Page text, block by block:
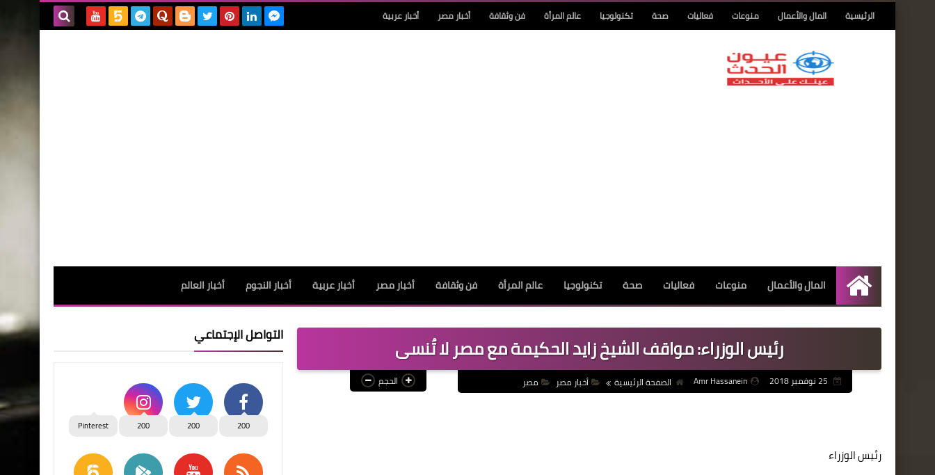
الرئيسية المال والأعمال منوعات فعاليات صحة تكنولوجيا عالم المرأة فن وثقافة أخبار مصر أخبار عربية
الرئيسية
المال والأعمال منوعات فعاليات صحة تكنولوجيا عالم المرأة فن وثقافة أخبار مصر أخبار عربية أخبار النجوم أخبار العالم
رئيس الوزراء: مواقف الشيخ زايد الحكيمة مع مصر لا تُنسى
Amr Hassanein الصفحة الرئيسية أخبار مصر مصر الحجم
رئيس الوزراء
التواصل الإجتماعي
200
200
200
Pinterest